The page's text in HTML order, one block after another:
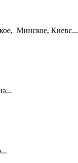
Минское, Киевс...